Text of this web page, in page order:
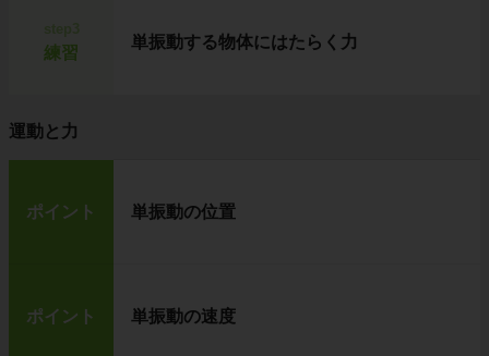
練習
単振動する物体にはたらく力
運動と力
ポイント 単振動の位置
ポイント 単振動の速度